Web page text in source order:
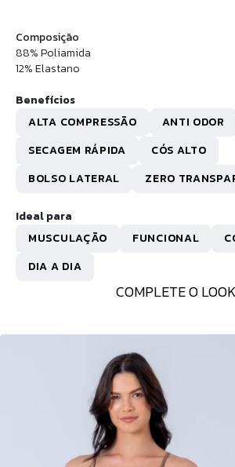
COMPLETE O LOOK
Composição
88% Poliamida
12% Elastano
Benefícios
ALTA COMPRESSÃO
ANTI ODOR
SECAGEM RÁPIDA
CÓS ALTO
BOLSO LATERAL
ZERO
Ideal para
MUSCULAÇÃO
FUNCIONAL
DIA A DIA